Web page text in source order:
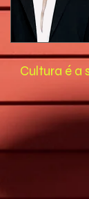
Cultura é a